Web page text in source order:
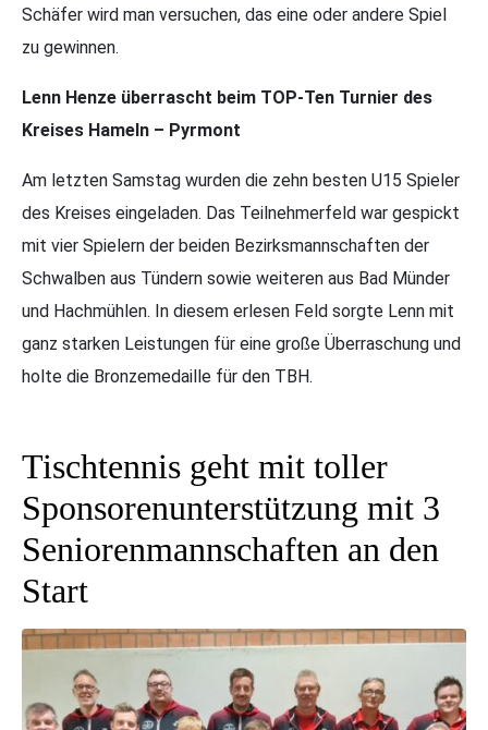
Schäfer wird man versuchen, das eine oder andere Spiel
zu gewinnen.
Lenn Henze überrascht beim TOP-Ten Turnier des
Kreises Hameln – Pyrmont
Am letzten Samstag wurden die zehn besten U15 Spieler
des Kreises eingeladen. Das Teilnehmerfeld war gespickt
mit vier Spielern der beiden Bezirksmannschaften der
Schwalben aus Tündern sowie weiteren aus Bad Münder
und Hachmühlen. In diesem erlesen Feld sorgte Lenn mit
ganz starken Leistungen für eine große Überraschung und
holte die Bronzemedaille für den TBH.
Tischtennis geht mit toller
Sponsorenunterstützung mit 3
Seniorenmannschaften an den
Start